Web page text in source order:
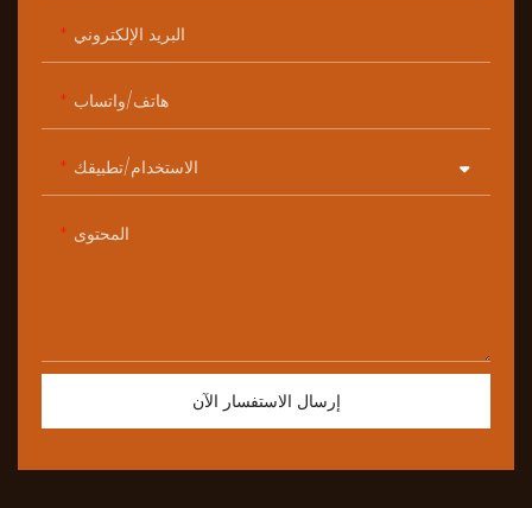
البريد الإلكتروني
هاتف/واتساب
الاستخدام/تطبيقك
المحتوى
إرسال الاستفسار الآن